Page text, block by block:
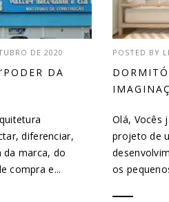
DE 2020
DA
diferenciar,
marca, do
compra e...
POSTED BY
Olá, Vocês
projeto de
os